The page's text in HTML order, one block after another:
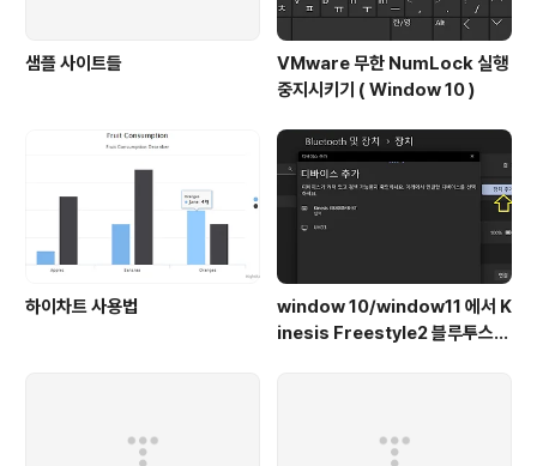
샘플 사이트들
VMware 무한 NumLock 실행
중지시키기 ( Window 10 )
하이차트 사용법
window 10/window11 에서 K
inesis Freestyle2 블루투스